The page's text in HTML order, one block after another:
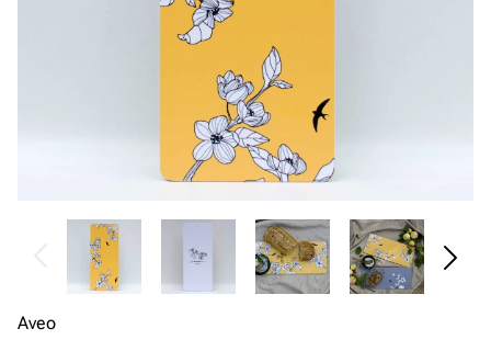
Aveo